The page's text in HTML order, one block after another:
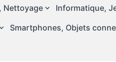
Nettoyage
Informatique,
Smartphones, Objets